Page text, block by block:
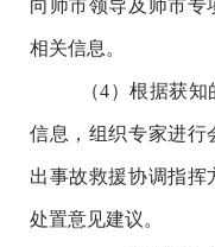
向师市领导及师市专
相关信息。
（4）根据获
信息，组织专家进行
出事故救援协调指挥
处置意见建议。